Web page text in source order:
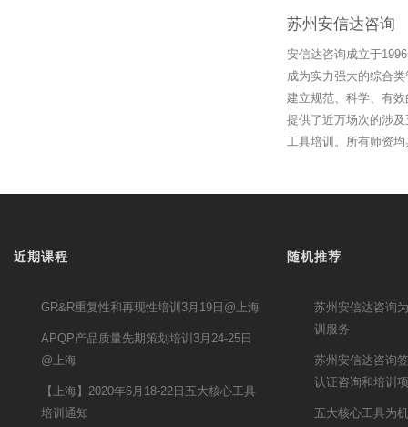
苏州安信达咨询
安信达咨询成立于
成为实力强大的综合
建立规范、科学、有
提供了近万场次的涉
工具培训。所有师资
近期课程
GR&R重复性和再现性培训3月19日@上海
APQP产品质量先期策划培训3月24-25日
@上海
【上海】2020年6月18-22日五大核心工具
培训通知
随机推荐
苏州安信达咨询
训服务
苏州安信达咨询
认证咨询和培训
五大核心工具为